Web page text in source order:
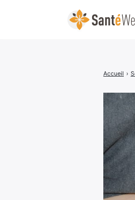
Accueil ›